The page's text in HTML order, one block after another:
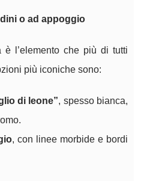
o ad appoggio
l’elemento che più di tutti
più iconiche sono:
di leone”, spesso bianca,
, con linee morbide e bordi